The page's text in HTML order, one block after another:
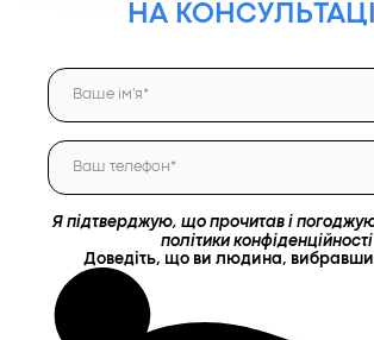
НА
Я підтверджую, що прочитав і
політики конфіденційності
Доведіть, що ви людина, вибравши